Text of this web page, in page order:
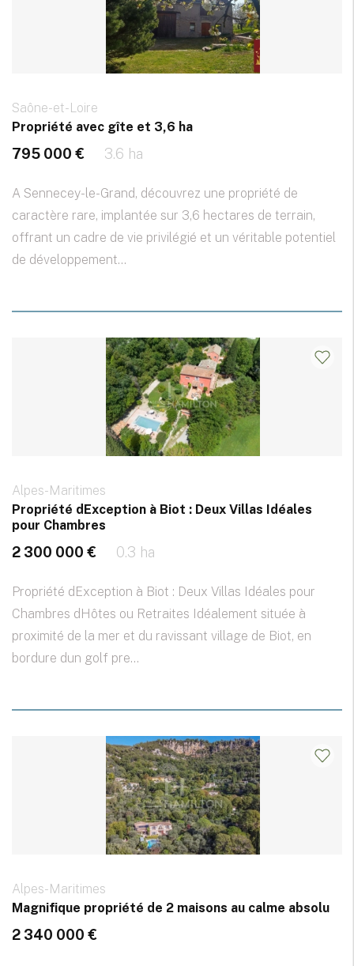
Saône-et-Loire
Propriété avec gîte et 3,6 ha
795 000 € 3.6 ha
A Sennecey-le-Grand, découvrez une propriété de
caractère rare, implantée sur 3,6 hectares de terrain,
offrant un cadre de vie privilégié et un véritable potentiel
de développement...
Alpes-Maritimes
Propriété dException à Biot : Deux Villas Idéales
pour Chambres
2 300 000 € 0.3 ha
Propriété dException à Biot : Deux Villas Idéales pour
Chambres dHôtes ou Retraites Idéalement située à
proximité de la mer et du ravissant village de Biot, en
bordure dun golf pre...
Alpes-Maritimes
Magnifique propriété de 2 maisons au calme absolu
2 340 000 €